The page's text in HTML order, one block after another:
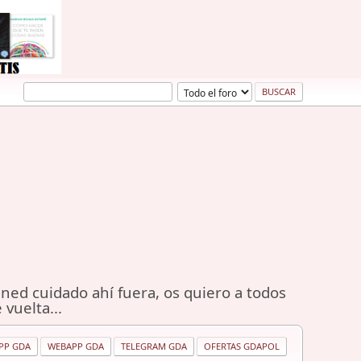
cuidado ahí fuera, os quiero a todos
vuelta...
GDA WEBAPP GDA TELEGRAM GDA OFERTAS GDAPOL